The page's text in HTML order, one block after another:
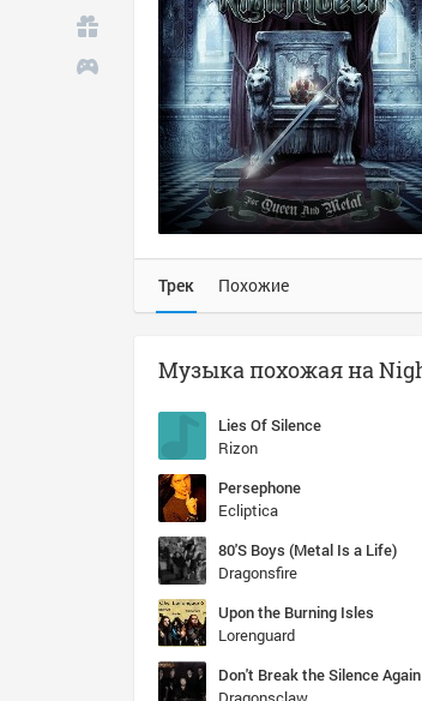
Трек Похожие
Lies Of Silence
Rizon
Persephone
Ecliptica
80'S Boys (Metal Is a Life)
Dragonsfire
Upon the Burning Isles
Lorenguard
Don't Break the Silence Again